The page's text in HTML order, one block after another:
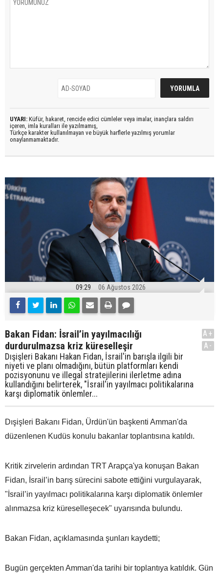
UYARI: Küfür, hakaret, rencide edici cümleler veya imalar, inançlara saldırı
içeren, imla kuralları ile yazılmamış,
Türkçe karakter kullanılmayan ve büyük harflerle yazılmış yorumlar
onaylanmamaktadır.
09:29 06 Ağustos 2026
Bakan Fidan: İsrail’in yayılmacılığı
durdurulmazsa kriz küreselleşir
Dışişleri Bakanı Hakan Fidan, İsrail'in barışla ilgili bir
niyeti ve planı olmadığını, bütün platformları kendi
pozisyonunu ve illegal stratejilerini ilerletme adına
kullandığını belirterek, "İsrail'in yayılmacı politikalarına
karşı diplomatik önlemler...
A+
A-
Dışişleri Bakanı Fidan, Ürdün'ün başkenti Amman'da
düzenlenen Kudüs konulu bakanlar toplantısına katıldı.
Kritik zirvelerin ardından TRT Arapça'ya konuşan Bakan
Fidan, İsrail’in barış sürecini sabote ettiğini vurgulayarak,
"İsrail’in yayılmacı politikalarına karşı diplomatik önlemler
alınmazsa kriz küreselleşecek" uyarısında bulundu.
Bakan Fidan, açıklamasında şunları kaydetti;
Bugün gerçekten Amman'da tarihi bir toplantıya katıldık. Gün